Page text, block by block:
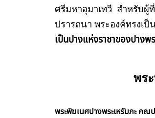
ศรีมหาอุมาเทวี สำหรับผู้
ปรารถนา พระองค์ทรงเ
เป็นปางแห่งราชาของปาง
พร
พระพิฆเนศปางพระเหรัมภะ คณ